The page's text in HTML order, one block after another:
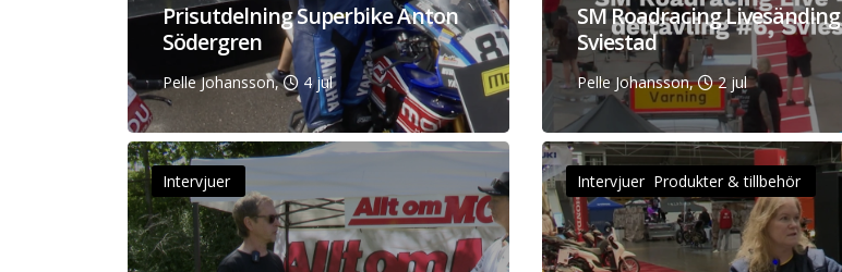
Prisutdelning Superbike Anton
Södergren
Pelle Johansson, 4 jul
SM Roadracing Livesänding
Sviestad
Pelle Johansson, 2 jul
Intervjuer Intervjuer Produkter & tillbehör